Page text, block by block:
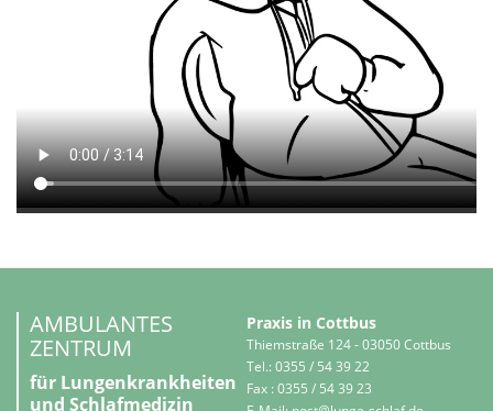
AMBULANTES
ZENTRUM
für Lungenkrankheiten
und Schlafmedizin
Praxis in Cottbus
Thiemstraße 124 - 03050 Cottbus
Tel.: 0355 / 54 39 22
Fax : 0355 / 54 39 23